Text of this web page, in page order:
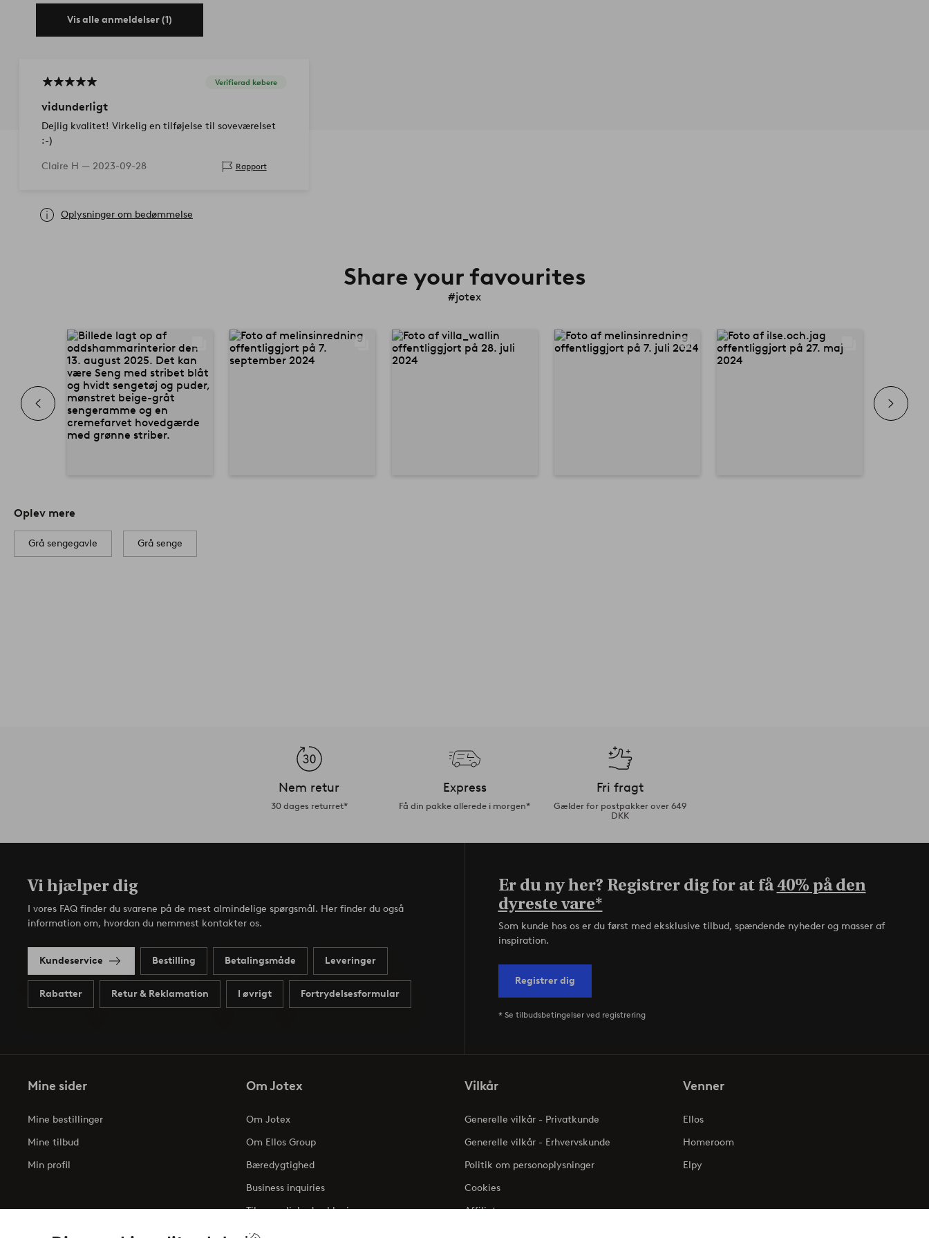
Vis alle anmeldelser (1)
Verifierad købere
vidunderligt
Dejlig kvalitet! Virkelig en tilføjelse til soveværelset
:-)
Claire H — 2023-09-28 Rapport
Oplysninger om bedømmelse
Share your favourites
#jotex
Oplev mere
Grå sengegavle Grå senge
Nem retur
30 dages returret*
Express
Få din pakke allerede i morgen*
Fri fragt
Gælder for postpakker over 649
DKK
Vi hjælper dig
I vores FAQ finder du svarene på de mest almindelige spørgsmål. Her finder du også
information om, hvordan du nemmest kontakter os.
Kundeservice Bestilling Betalingsmåde Leveringer
Rabatter Retur & Reklamation I øvrigt Fortrydelsesformular
Er du ny her? Registrer dig for at få40% på den
dyreste vare*
Som kunde hos os er du først med eksklusive tilbud, spændende nyheder og masser af
inspiration.
Registrer dig
* Se tilbudsbetingelser ved registrering
Mine sider
Mine bestillinger
Mine tilbud
Min profil
Om Jotex
Om Jotex
Om Ellos Group
Bæredygtighed
Business inquiries
Tilgængelighedserklæring
Vilkår
Generelle vilkår - Privatkunde
Generelle vilkår - Erhvervskunde
Politik om personoplysninger
Cookies
Affiliate
Venner
Ellos
Homeroom
Elpy